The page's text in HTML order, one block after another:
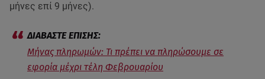
μήνες επί 9 μήνες).
Μήνας πληρωμών: Τι πρέπει να πληρώσουμε σε
εφορία μέχρι τέλη Φεβρουαρίου